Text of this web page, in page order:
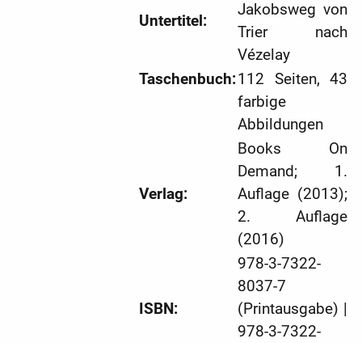
Untertitel:
Jakobsweg von
Trier nach
Vézelay
Taschenbuch:112 Seiten, 43
farbige
Abbildungen
Verlag:
Books On
Demand; 1.
Auflage (2013);
2. Auflage
(2016)
ISBN:
978-3-7322-
8037-7
(Printausgabe) |
978-3-7322-